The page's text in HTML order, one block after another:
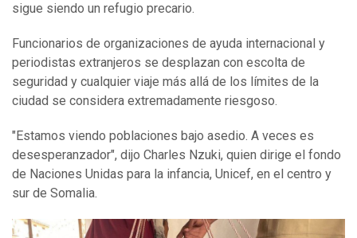
sigue siendo un refugio precario.
Funcionarios de organizaciones de ayuda internacional y
periodistas extranjeros se desplazan con escolta de
seguridad y cualquier viaje más allá de los límites de la
ciudad se considera extremadamente riesgoso.
"Estamos viendo poblaciones bajo asedio. A veces es
desesperanzador", dijo Charles Nzuki, quien dirige el fondo
de Naciones Unidas para la infancia, Unicef, en el centro y
sur de Somalia.